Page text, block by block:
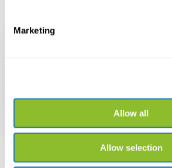
Marketing
Allow all
Allow selection
Gulls of the World